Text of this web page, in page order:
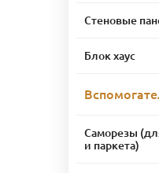
Стеновые
Блок хаус
Саморезы
и паркета)